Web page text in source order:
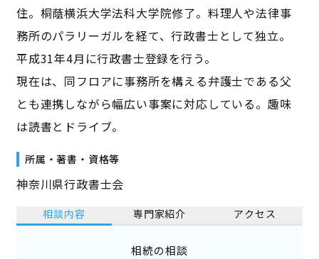
住。桐蔭横浜大学法科大学院修了。料理人や法律事
務所のパラリーガルを経て、行政書士として独立。
平成31年4月に行政書士登録を行う。
現在は、同フロアに事務所を構える弁護士である父
とも連携しながら幅広い事案に対応している。趣味
は読書とドライブ。
所属・著書・資格等
神奈川県行政書士会
相談内容 専門家紹介 アクセス
相続の相談